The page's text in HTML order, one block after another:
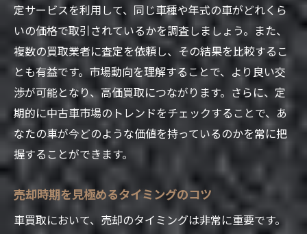
人気車種とその価格変動の傾向
季節による需要変動とその対策
地域特有の市場特性と売却戦略
市場トレンドを知るための情報収集法
売却時に押さえるべきトレンド要素
車買取の際に活用できる土浦市の地元情報とそ
の利点
地元の業者を活用するメリット
地域密着型サービスの利用法
土浦市内の買取イベント情報
定サービスを利用して、同じ車種や年式の車がどれくら
いの価格で取引されているかを調査しましょう。また、
複数の買取業者に査定を依頼し、その結果を比較するこ
とも有益です。市場動向を理解することで、より良い交
渉が可能となり、高価買取につながります。さらに、定
期的に中古車市場のトレンドをチェックすることで、あ
なたの車が今どのような価値を持っているのかを常に把
握することができます。
売却時期を見極めるタイミングのコツ
車買取において、売却のタイミングは非常に重要です。